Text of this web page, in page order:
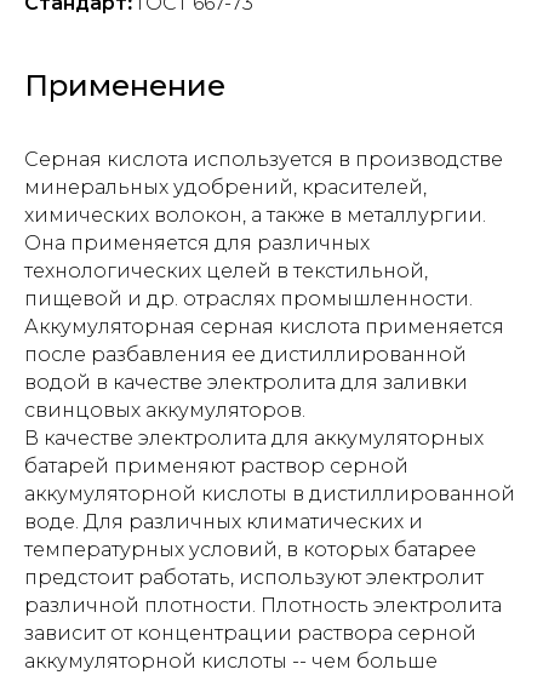
Применение
Серная кислота используется в производстве
минеральных удобрений, красителей,
химических волокон, а также в металлургии.
Она применяется для различных
технологических целей в текстильной,
пищевой и др. отраслях промышленности.
Аккумуляторная серная кислота применяется
после разбавления ее дистиллированной
водой в качестве электролита для заливки
свинцовых аккумуляторов.
В качестве электролита для аккумуляторных
батарей применяют раствор серной
аккумуляторной кислоты в дистиллированной
воде. Для различных климатических и
температурных условий, в которых батарее
предстоит работать, используют электролит
различной плотности. Плотность электролита
зависит от концентрации раствора серной
аккумуляторной кислоты -- чем больше